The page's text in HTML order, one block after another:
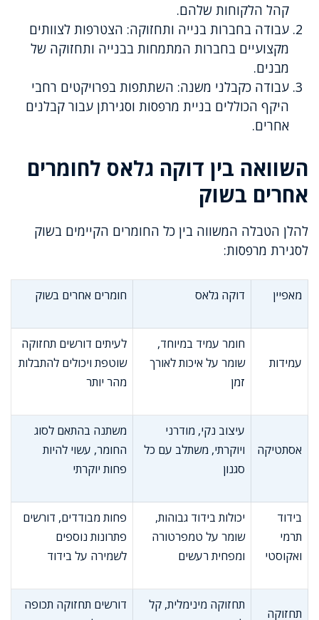
קהל הלקוחות שלהם.
עבודה בחברות בנייה ותחזוקה: הצטרפות לצוותים
מקצועיים בחברות המתמחות בבנייה ותחזוקה של
מבנים.
עבודה כקבלני משנה: השתתפות בפרויקטים רחבי
היקף הכוללים בניית מרפסות וסגירתן עבור קבלנים
אחרים.
השוואה בין דוקה גלאס לחומרים
אחרים בשוק
להלן הטבלה המשווה בין כל החומרים הקיימים בשוק
לסגירת מרפסות:
מאפיין דוקה גלאס חומרים אחרים בשוק
עמידות
חומר עמיד במיוחד,
שומר על איכות לאורך
זמן
לעיתים דורשים תחזוקה
שוטפת ויכולים להתבלות
מהר יותר
אסתטיקה
עיצוב נקי, מודרני
ויוקרתי, משתלב עם כל
סגנון
משתנה בהתאם לסוג
החומר, עשוי להיות
פחות יוקרתי
בידוד
תרמי
ואקוסטי
יכולות בידוד גבוהות,
שומר על טמפרטורה
ומפחית רעשים
פחות מבודדים, דורשים
פתרונות נוספים
לשמירה על בידוד
תחזוקה
תחזוקה מינימלית, קל
דורשים תחזוקה תכופה